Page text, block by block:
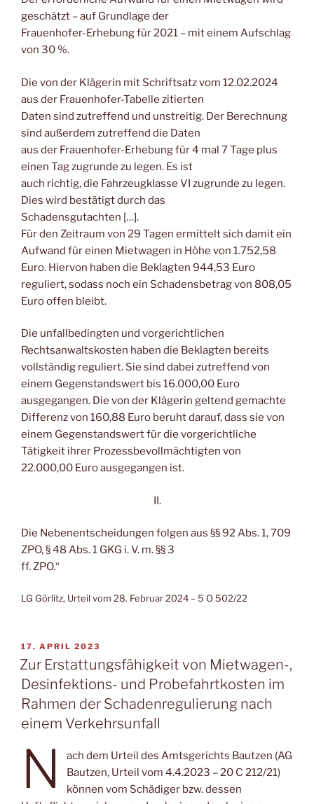
geschätzt – auf Grundlage der
Frauenhofer-Erhebung für 2021 – mit einem Aufschlag
von 30 %.
Die von der Klägerin mit Schriftsatz vom 12.02.2024
aus der Frauenhofer-Tabelle zitierten
Daten sind zutreffend und unstreitig. Der Berechnung
sind außerdem zutreffend die Daten
aus der Frauenhofer-Erhebung für 4 mal 7 Tage plus
einen Tag zugrunde zu legen. Es ist
auch richtig, die Fahrzeugklasse VI zugrunde zu legen.
Dies wird bestätigt durch das
Schadensgutachten […].
Für den Zeitraum von 29 Tagen ermittelt sich damit ein
Aufwand für einen Mietwagen in Höhe von 1.752,58
Euro. Hiervon haben die Beklagten 944,53 Euro
reguliert, sodass noch ein Schadensbetrag von 808,05
Euro offen bleibt.
Die unfallbedingten und vorgerichtlichen
Rechtsanwaltskosten haben die Beklagten bereits
vollständig reguliert. Sie sind dabei zutreffend von
einem Gegenstandswert bis 16.000,00 Euro
ausgegangen. Die von der Klägerin geltend gemachte
Differenz von 160,88 Euro beruht darauf, dass sie von
einem Gegenstandswert für die vorgerichtliche
Tätigkeit ihrer Prozessbevollmächtigten von
22.000,00 Euro ausgegangen ist.
II.
Die Nebenentscheidungen folgen aus §§ 92 Abs. 1, 709
ZPO, § 48 Abs. 1 GKG i. V. m. §§ 3
ff. ZPO.“
LG Görlitz, Urteil vom 28. Februar 2024 – 5 O 502/22
VERÖFFENTLICHT
AM
17. APRIL 2023
Zur Erstattungsfähigkeit von Mietwagen-,
Desinfektions- und Probefahrtkosten im
Rahmen der Schadenregulierung nach
einem Verkehrsunfall
N
ach dem Urteil des Amtsgerichts Bautzen (AG
Bautzen, Urteil vom 4.4.2023 – 20 C 212/21)
können vom Schädiger bzw. dessen